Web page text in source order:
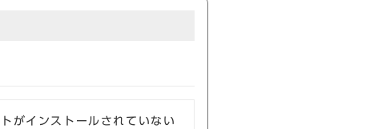
インストールされていない